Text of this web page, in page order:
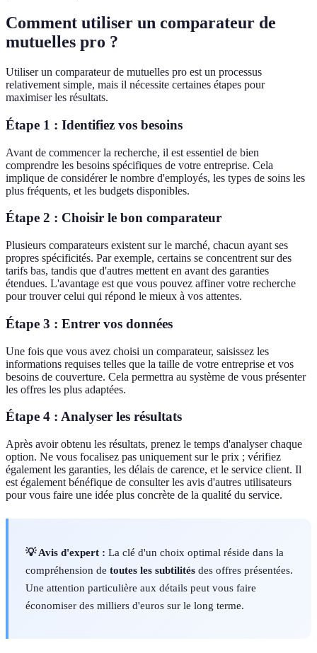
Comment utiliser un comparateur de
mutuelles pro ?
Utiliser un comparateur de mutuelles pro est un processus
relativement simple, mais il nécessite certaines étapes pour
maximiser les résultats.
Étape 1 : Identifiez vos besoins
Avant de commencer la recherche, il est essentiel de bien
comprendre les besoins spécifiques de votre entreprise. Cela
implique de considérer le nombre d'employés, les types de soins les
plus fréquents, et les budgets disponibles.
Étape 2 : Choisir le bon comparateur
Plusieurs comparateurs existent sur le marché, chacun ayant ses
propres spécificités. Par exemple, certains se concentrent sur des
tarifs bas, tandis que d'autres mettent en avant des garanties
étendues. L'avantage est que vous pouvez affiner votre recherche
pour trouver celui qui répond le mieux à vos attentes.
Étape 3 : Entrer vos données
Une fois que vous avez choisi un comparateur, saisissez les
informations requises telles que la taille de votre entreprise et vos
besoins de couverture. Cela permettra au système de vous présenter
les offres les plus adaptées.
Étape 4 : Analyser les résultats
Après avoir obtenu les résultats, prenez le temps d'analyser chaque
option. Ne vous focalisez pas uniquement sur le prix ; vérifiez
également les garanties, les délais de carence, et le service client. Il
est également bénéfique de consulter les avis d'autres utilisateurs
pour vous faire une idée plus concrète de la qualité du service.
💡 Avis d'expert : La clé d'un choix optimal réside dans la
compréhension de toutes les subtilités des offres présentées.
Une attention particulière aux détails peut vous faire
économiser des milliers d'euros sur le long terme.